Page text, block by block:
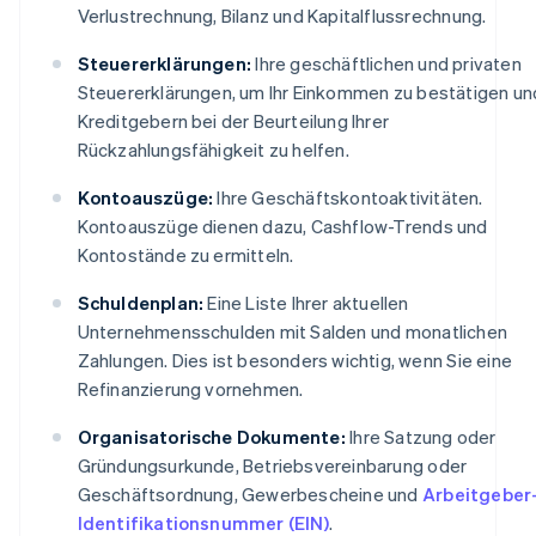
Verlustrechnung, Bilanz und Kapitalflussrechnung.
Steuererklärungen: Ihre geschäftlichen und privaten
Steuererklärungen, um Ihr Einkommen zu bestätigen
Kreditgebern bei der Beurteilung Ihrer
Rückzahlungsfähigkeit zu helfen.
Kontoauszüge: Ihre Geschäftskontoaktivitäten.
Kontoauszüge dienen dazu, Cashflow-Trends und
Kontostände zu ermitteln.
Schuldenplan: Eine Liste Ihrer aktuellen
Unternehmensschulden mit Salden und monatlichen
Zahlungen. Dies ist besonders wichtig, wenn Sie eine
Refinanzierung vornehmen.
Organisatorische Dokumente: Ihre Satzung oder
Gründungsurkunde, Betriebsvereinbarung oder
Geschäftsordnung, Gewerbescheine und
Identifikationsnummer (EIN).